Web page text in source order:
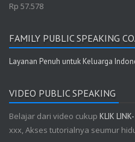
Rp 57.578
FAMILY PUBLIC SPEAKING
Layanan Penuh untuk Keluarga
VIDEO PUBLIC SPEAKING
Belajar dari video cukup KLIK LINK-
xxx, Akses tutorialnya seumur